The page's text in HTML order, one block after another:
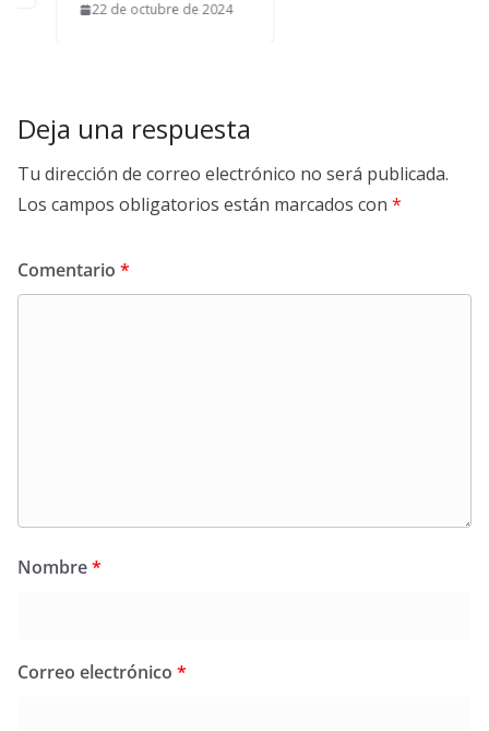
22 de octubre de 2024
Deja una respuesta
Tu dirección de correo electrónico no será publicada.
Los campos obligatorios están marcados con *
Comentario *
Nombre*
Correo electrónico *